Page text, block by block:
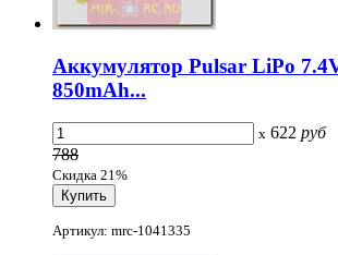
Аккумулятор Pulsar LiPo
850mAh...
x 622 руб
788
Скидка 21%
Артикул: mrc-1041335